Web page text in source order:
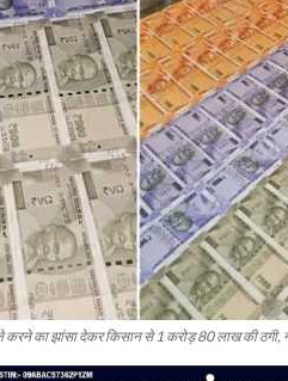
का झांसा देकर किसान से 1 करोड़ 80 लाख की ठगी,